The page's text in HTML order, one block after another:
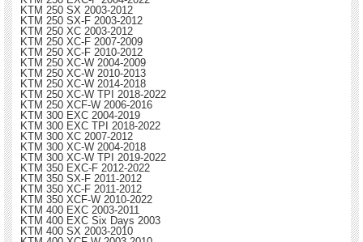
KTM 250 SX 2003-2012
KTM 250 SX-F 2003-2012
KTM 250 XC 2003-2012
KTM 250 XC-F 2007-2009
KTM 250 XC-F 2010-2012
KTM 250 XC-W 2004-2009
KTM 250 XC-W 2010-2013
KTM 250 XC-W 2014-2018
KTM 250 XC-W TPI 2018-2022
KTM 250 XCF-W 2006-2016
KTM 300 EXC 2004-2019
KTM 300 EXC TPI 2018-2022
KTM 300 XC 2007-2012
KTM 300 XC-W 2004-2018
KTM 300 XC-W TPI 2019-2022
KTM 350 EXC-F 2012-2022
KTM 350 SX-F 2011-2012
KTM 350 XC-F 2011-2012
KTM 350 XCF-W 2010-2022
KTM 400 EXC 2003-2011
KTM 400 EXC Six Days 2003
KTM 400 SX 2003-2010